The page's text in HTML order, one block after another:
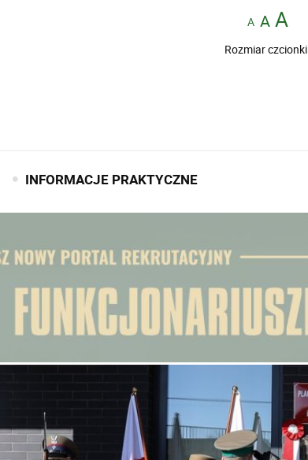
Rozmiar czcionki
INFORMACJE PRAKTYCZNE